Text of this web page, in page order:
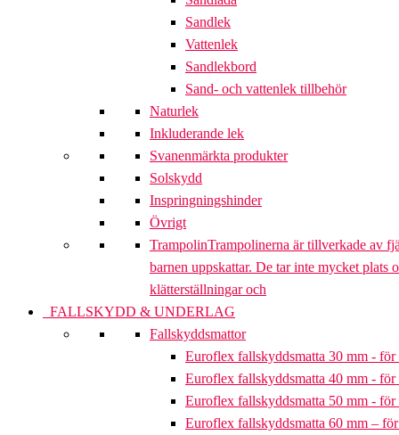
Sandlek
Vattenlek
Sandlekbord
Sand- och vattenlek tillbehör
Naturlek
Inkluderande lek
Svanenmärkta produkter
Solskydd
Inspringningshinder
Övrigt
TrampolinTrampolinerna är tillverkade av
barnen uppskattar. De tar inte mycket plats
klätterställningar och
FALLSKYDD & UNDERLAG
Fallskyddsmattor
Euroflex fallskyddsmatta 30 mm -
Euroflex fallskyddsmatta 40 mm -
Euroflex fallskyddsmatta 50 mm -
Euroflex fallskyddsmatta 60 mm –